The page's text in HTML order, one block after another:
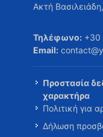
Ακτή
Τηλέφωνο: +30
Email:
Προστασία
χαρακτήρα
Πολιτική για
Δήλωση